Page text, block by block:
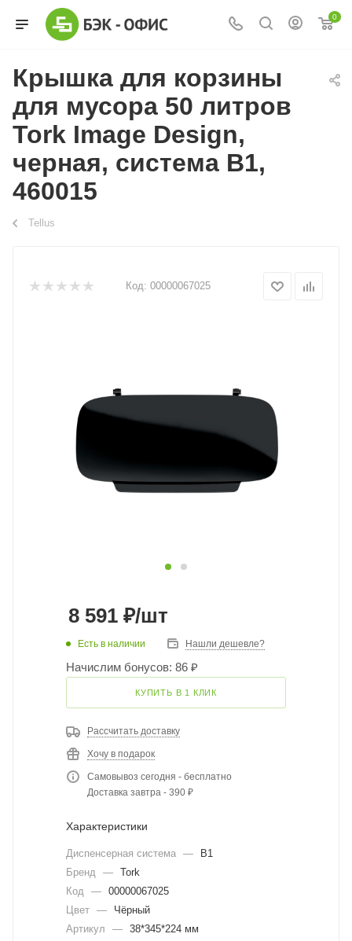
0
Крышка для корзины
для мусора 50 литров
Tork Image Design,
черная, система B1,
460015
Tellus
Код: 00000067025
8 591 ₽/шт
Есть в наличии Нашли дешевле?
Начислим бонусов: 86 ₽
КУПИТЬ В 1 КЛИК
Рассчитать доставку
Хочу в подарок
Самовывоз сегодня - бесплатно
Доставка завтра - 390 ₽
Характеристики
Диспенсерная система —
B1
Бренд — Tork
Код — 00000067025
Цвет —
Чёрный
Артикул
— 38*345*224 мм